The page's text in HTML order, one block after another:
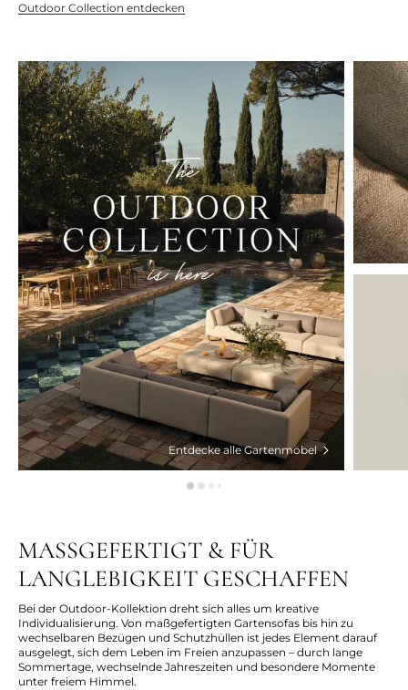
Outdoor Collection entdecken
Entdecke alle Gartenmöbel
MASSGEFERTIGT & FÜR
LANGLEBIGKEIT GESCHAFFEN
Bei der Outdoor-Kollektion dreht sich alles um kreative
Individualisierung. Von maßgefertigten Gartensofas bis hin zu
wechselbaren Bezügen und Schutzhüllen ist jedes Element darauf
ausgelegt, sich dem Leben im Freien anzupassen – durch lange
Sommertage, wechselnde Jahreszeiten und besondere Momente
unter freiem Himmel.